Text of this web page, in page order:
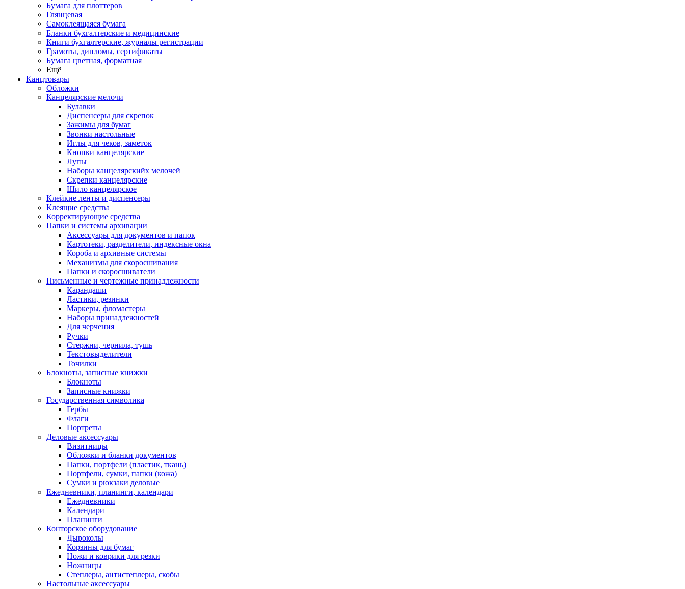
Бумага для плоттеров
Глянцевая
Самоклеящаяся бумага
Бланки бухгалтерские и медицинские
Книги бухгалтерские, журналы регистрации
Грамоты, дипломы, сертификаты
Бумага цветная, форматная
Ещё
Канцтовары
Обложки
Канцелярские мелочи
Булавки
Диспенсеры для скрепок
Зажимы для бумаг
Звонки настольные
Иглы для чеков, заметок
Кнопки канцелярские
Лупы
Наборы канцелярскийх мелочей
Скрепки канцелярские
Шило канцелярское
Клейкие ленты и диспенсеры
Клеящие средства
Корректирующие средства
Папки и системы архивации
Аксессуары для документов и папок
Картотеки, разделители, индексные окна
Короба и архивные системы
Механизмы для скоросшивания
Папки и скоросшиватели
Письменные и чертежные принадлежности
Карандаши
Ластики, резинки
Маркеры, фломастеры
Наборы принадлежностей
Для черчения
Ручки
Стержни, чернила, тушь
Текстовыделители
Точилки
Блокноты, записные книжки
Блокноты
Записные книжки
Государственная символика
Гербы
Флаги
Портреты
Деловые аксессуары
Визитницы
Обложки и бланки документов
Папки, портфели (пластик, ткань)
Портфели, сумки, папки (кожа)
Сумки и рюкзаки деловые
Ежедневники, планинги, календари
Ежедневники
Календари
Планинги
Конторское оборудование
Дыроколы
Корзины для бумаг
Ножи и коврики для резки
Ножницы
Степлеры, антистеплеры, скобы
Настольные аксессуары